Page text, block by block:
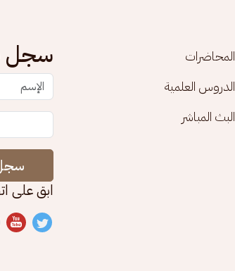
المحاضرات
الدروس العلمية
البث المباشر
سجل
ابق على